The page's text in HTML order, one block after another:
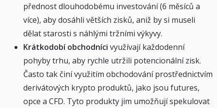
přednost dlouhodobému investování (6 měsíců a
více), aby dosáhli větších zisků, aniž by si museli
dělat starosti s náhlými tržními výkyvy.
Krátkodobí obchodníci využívají každodenní
pohyby trhu, aby rychle utržili potencionální zisk.
Často tak činí využitím obchodování prostřednictvím
derivátových krypto produktů, jako jsou futures,
opce a CFD. Tyto produkty jim umožňují spekulovat